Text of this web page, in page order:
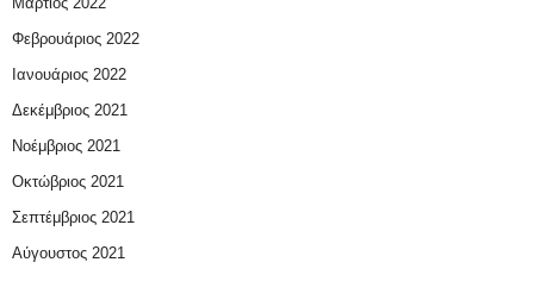
Φεβρουάριος 2022
Ιανουάριος 2022
Δεκέμβριος 2021
Νοέμβριος 2021
Οκτώβριος 2021
Σεπτέμβριος 2021
Αύγουστος 2021